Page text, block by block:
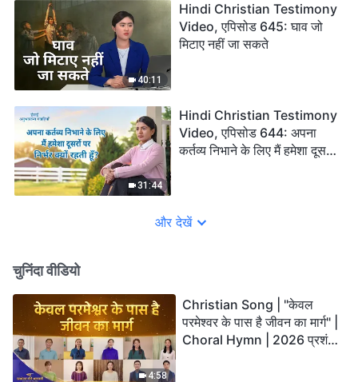
40:11
Hindi Christian Testimony
Video, एपिसोड 645: घाव जो
मिटाए नहीं जा सकते
31:44
Hindi Christian Testimony
Video, एपिसोड 644: अपना
कर्तव्य निभाने के लिए मैं हमेशा दूसरों
और देखें
चुनिंदा वीडियो
4:58
Christian Song | "केवल
परमेश्वर के पास है जीवन का मार्ग" |
Choral Hymn | 2026 प्रशंसा